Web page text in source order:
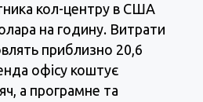
кол-центру в США
на годину. Витрати
приблизно 20,6
офісу коштує
а програмне та